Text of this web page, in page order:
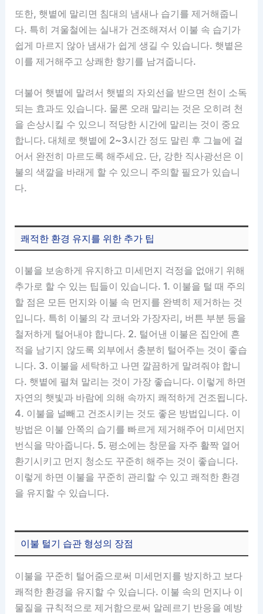
또한, 햇볕에 말리면 침대의 냄새나 습기를 제거해줍니
다. 특히 겨울철에는 실내가 건조해져서 이불 속 습기가
쉽게 마르지 않아 냄새가 쉽게 생길 수 있습니다. 햇볕은
이를 제거해주고 상쾌한 향기를 남겨줍니다.
더불어 햇볕에 말려서 햇볕의 자외선을 받으면 천이 소독
되는 효과도 있습니다. 물론 오래 말리는 것은 오히려 천
을 손상시킬 수 있으니 적당한 시간에 말리는 것이 중요
합니다. 대체로 햇볕에 2~3시간 정도 말린 후 그늘에 걸
어서 완전히 마르도록 해주세요. 단, 강한 직사광선은 이
불의 색깔을 바래게 할 수 있으니 주의할 필요가 있습니
다.
쾌적한 환경 유지를 위한 추가 팁
이불을 보송하게 유지하고 미세먼지 걱정을 없애기 위해
추가로 할 수 있는 팁들이 있습니다. 1. 이불을 털 때 주의
할 점은 모든 먼지와 이불 속 먼지를 완벽히 제거하는 것
입니다. 특히 이불의 각 코너와 가장자리, 버튼 부분 등을
철저하게 털어내야 합니다. 2. 털어낸 이불은 집안에 흔
적을 남기지 않도록 외부에서 충분히 털어주는 것이 좋습
니다. 3. 이불을 세탁하고 나면 깔끔하게 말려줘야 합니
다. 햇볕에 펼쳐 말리는 것이 가장 좋습니다. 이렇게 하면
자연의 햇빛과 바람에 의해 속까지 쾌적하게 건조됩니다.
4. 이불을 널빼고 건조시키는 것도 좋은 방법입니다. 이
방법은 이불 안쪽의 습기를 빠르게 제거해주어 미세먼지
번식을 막아줍니다. 5. 평소에는 창문을 자주 활짝 열어
환기시키고 먼지 청소도 꾸준히 해주는 것이 좋습니다.
이렇게 하면 이불을 꾸준히 관리할 수 있고 쾌적한 환경
을 유지할 수 있습니다.
이불 털기 습관 형성의 장점
이불을 꾸준히 털어줌으로써 미세먼지를 방지하고 보다
쾌적한 환경을 유지할 수 있습니다. 이불 속의 먼지나 이
물질을 규칙적으로 제거함으로써 알레르기 반응을 예방